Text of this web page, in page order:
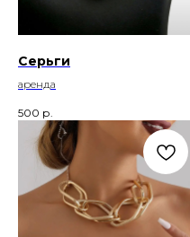
Серьги
аренда
500 р.